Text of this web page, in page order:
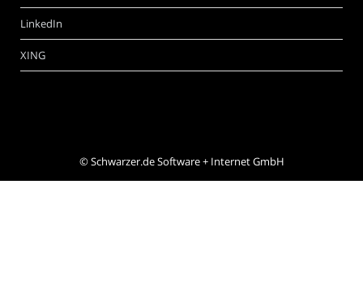
LinkedIn
XING
©Schwarzer.de Software + Internet GmbH